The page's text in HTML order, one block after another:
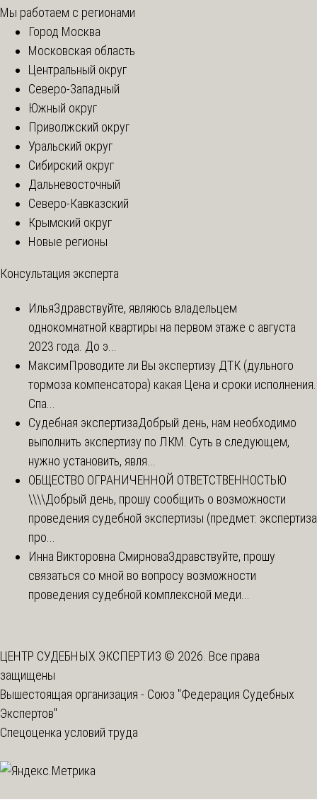
Мы работаем с регионами
Город Москва
Московская область
Центральный округ
Северо-Западный
Южный округ
Приволжский округ
Уральский округ
Сибирский округ
Дальневосточный
Северо-Кавказский
Крымский округ
Новые регионы
Консультация эксперта
ИльяЗдравствуйте, являюсь владельцем
однокомнатной квартиры на первом этаже с августа
2023 года. До э...
МаксимПроводите ли Вы экспертизу ДТК (дульного
тормоза компенсатора) какая Цена и сроки исполнения.
Спа...
Судебная экспертизаДобрый день, нам необходимо
выполнить экспертизу по ЛКМ. Суть в следующем,
нужно установить, явля...
ОБЩЕСТВО ОГРАНИЧЕННОЙ ОТВЕТСТВЕННОСТЬЮ
\\\\Добрый день, прошу сообщить о возможности
проведения судебной экспертизы (предмет: экспертиза
про...
Инна Викторовна СмирноваЗдравствуйте, прошу
связаться со мной во вопросу возможности
проведения судебной комплексной меди...
ЦЕНТР СУДЕБНЫХ ЭКСПЕРТИЗ © 2026. Все права
защищены
Вышестоящая организация - Союз "Федерация Судебных
Экспертов"
Спецоценка условий труда